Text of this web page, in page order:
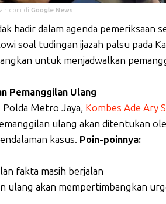
di Google News
hadir dalam agenda pemeriksaan
soal tudingan ijazah palsu pada
untuk menjadwalkan
Pemanggilan Ulang
Polda Metro Jaya, Kombes Ade Ary
ulang akan ditentukan
kasus. Poin-poinnya:
fakta masih berjalan
ulang akan mempertimbangkan